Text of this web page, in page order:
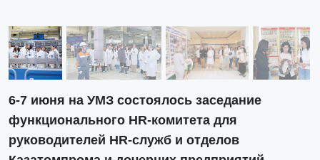
6-7 июня на УМЗ состоялось заседание
функционального HR-комитета для
руководителей HR-служб и отделов